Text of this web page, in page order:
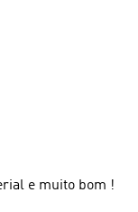
e muito bom !